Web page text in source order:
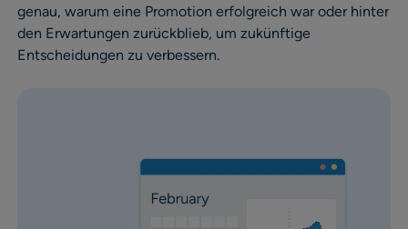
genau, warum eine Promotion erfolgreich war oder hinter
den Erwartungen zurückblieb, um zukünftige
Entscheidungen zu verbessern.